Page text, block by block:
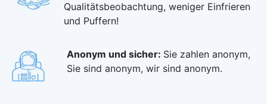
Qualitätsbeobachtung, weniger Einfrieren
und Puffern!
Anonym und sicher: Sie zahlen anonym,
Sie sind anonym, wir sind anonym.